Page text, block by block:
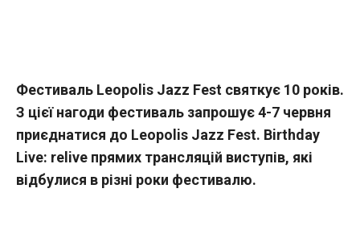
Фестиваль Leopolis Jazz Fest святкує 10 років.
З цієї нагоди фестиваль запрошує 4-7 червня
приєднатися до Leopolis Jazz Fest. Birthday
Live: relive прямих трансляцій виступів, які
відбулися в різні роки фестивалю.